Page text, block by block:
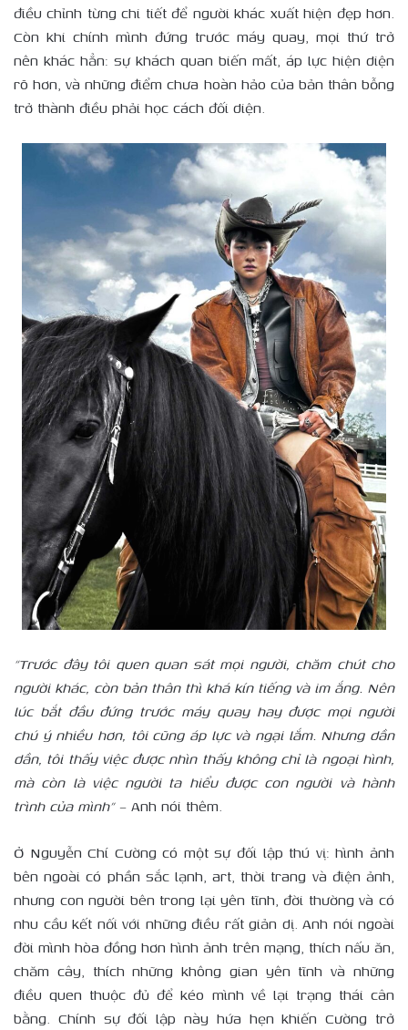
điều chỉnh từng chi tiết để người khác xuất hiện đẹp hơn.
Còn khi chính mình đứng trước máy quay, mọi thứ trở
nên khác hẳn: sự khách quan biến mất, áp lực hiện diện
rõ hơn, và những điểm chưa hoàn hảo của bản thân bỗng
trở thành điều phải học cách đối diện.
“Trước đây tôi quen quan sát mọi người, chăm chút cho
người khác, còn bản thân thì khá kín tiếng và im ắng. Nên
lúc bắt đầu đứng trước máy quay hay được mọi người
chú ý nhiều hơn, tôi cũng áp lực và ngại lắm. Nhưng dần
dần, tôi thấy việc được nhìn thấy không chỉ là ngoại hình,
mà còn là việc người ta hiểu được con người và hành
trình của mình” – Anh nói thêm.
Ở Nguyễn Chí Cường có một sự đối lập thú vị: hình ảnh
bên ngoài có phần sắc lạnh, art, thời trang và điện ảnh,
nhưng con người bên trong lại yên tĩnh, đời thường và có
nhu cầu kết nối với những điều rất giản dị. Anh nói ngoài
đời mình hòa đồng hơn hình ảnh trên mạng, thích nấu ăn,
chăm cây, thích những không gian yên tĩnh và những
điều quen thuộc đủ để kéo mình về lại trạng thái cân
bằng. Chính sự đối lập này hứa hẹn khiến Cường trở